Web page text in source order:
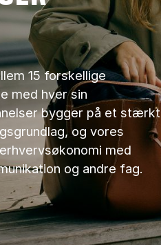
15 forskellige
med hver sin
bygger på et stærkt
og vores
med
og andre fag.